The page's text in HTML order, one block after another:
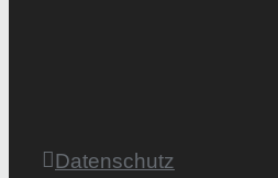
Datenschutz